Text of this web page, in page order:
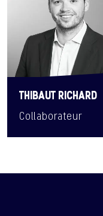
THIBAUT RICHARD
Collaborateur